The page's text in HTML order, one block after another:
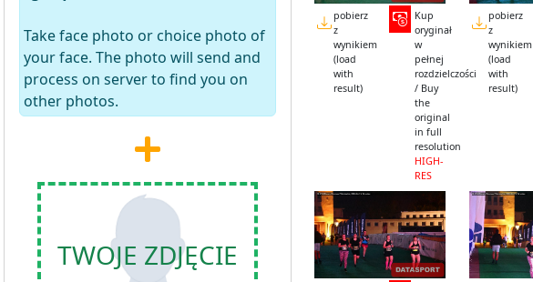
Take face photo or choice photo of
your face. The photo will send and
process on server to find you on
other photos.
TWOJE ZDJĘCIE
pobierz
z
wynikiem
(load
with
result)
Kup
oryginał
w
pełnej
rozdzielczości
/ Buy
the
original
in full
resolution
HIGH-
RES
pobierz
z
wynikiem
(load
with
result)